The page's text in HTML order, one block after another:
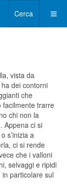
Cerca
vista da
dei contorni
che
facilmente trarre
chi non la
Appena ci si
s’inizia a
ci si rende
che i valloni
selvaggi e ripidi
particolare sul